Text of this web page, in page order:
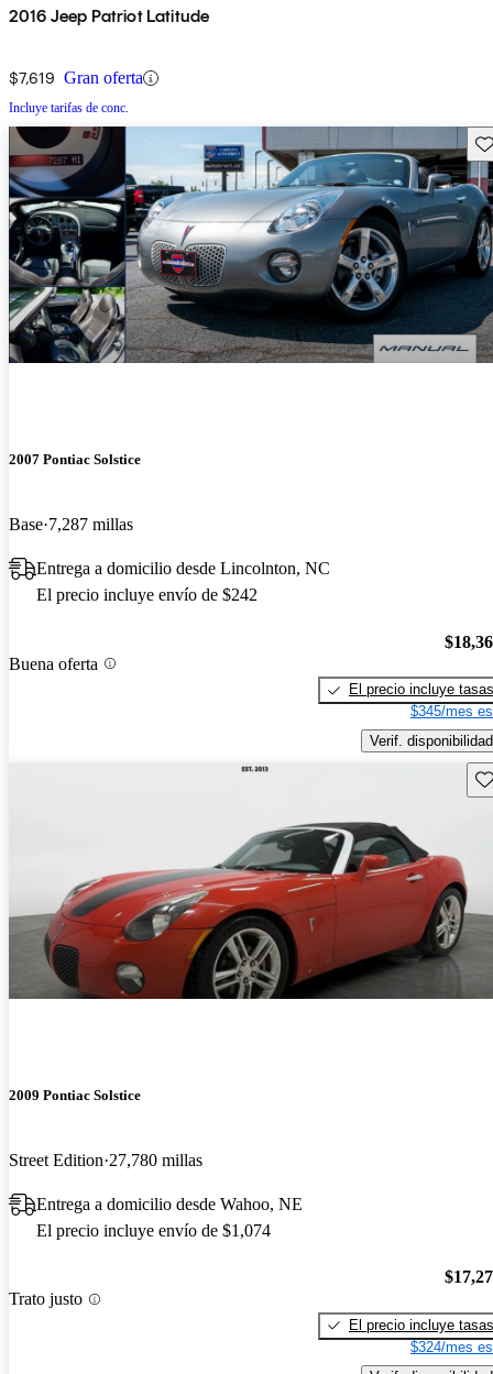
2016 Jeep Patriot Latitude
$7,619 Gran oferta
Incluye tarifas de conc.
2007 Pontiac Solstice
Base 7,287 millas
Entrega a domicilio desde Lincolnton, NC
El precio incluye envío de $242
Buena oferta
El precio incluye tasas
$345/mes
Verif. disponibilidad
2009 Pontiac Solstice
Street Edition 27,780 millas
Entrega a domicilio desde Wahoo, NE
El precio incluye envío de $1,074
Trato justo
El precio incluye tasas
$324/mes